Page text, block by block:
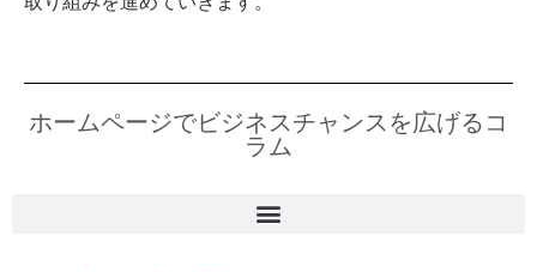
ホームページでビジネスチャンスを広げるコ
ラム